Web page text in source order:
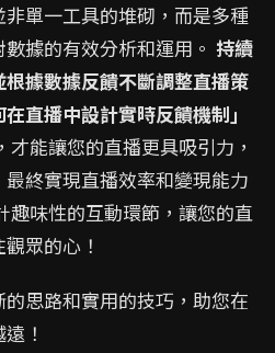
單一工具的堆砌，而是多種
據的有效分析和運用。 持續
據數據反饋不斷調整直播策
直播中設計實時反饋機制」
才能讓您的直播更具吸引力，
終實現直播效率和變現能力
趣味性的互動環節，讓您的直
眾的心！
思路和實用的技巧，助您在
！